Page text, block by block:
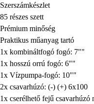
Szerszámkészlet
85 részes szett
Prémium minőség
Praktikus műanyag tartó
1x kombináltfogó fogó: 7""
1x hosszú orrú fogó: 6""
1x Vízpumpa-fogó: 10""
2x csavarhúzó: (-) (+) 6x100
1x cserélhető fejű csavarhúzó